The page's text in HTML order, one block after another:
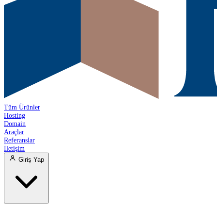
Tüm Ürünler
Hosting
Domain
Araçlar
Referanslar
İletişim
Giriş Yap